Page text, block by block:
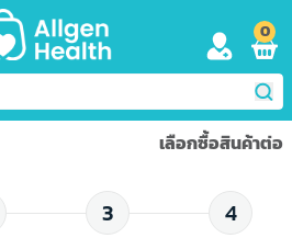
0
เลือกซื้อสินค้าต่อ
3 4